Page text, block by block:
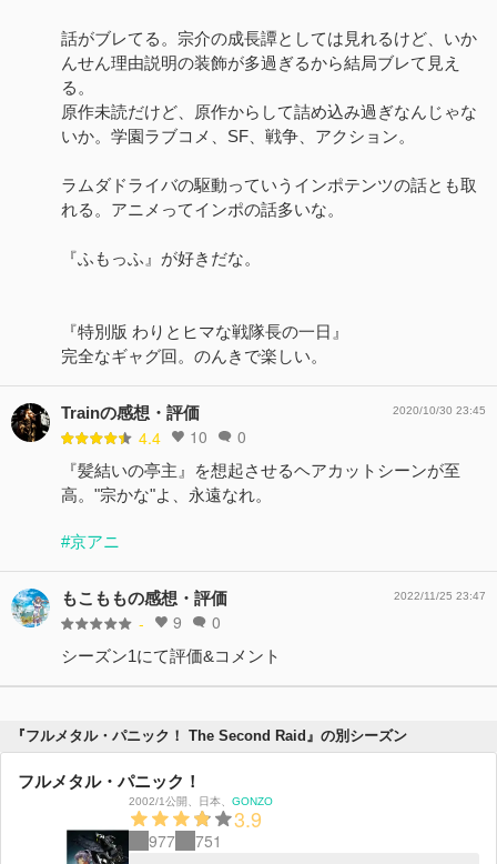
話がブレてる。宗介の成長譚としては見れるけど、いか
んせん理由説明の装飾が多過ぎるから結局ブレて見え
る。
原作未読だけど、原作からして詰め込み過ぎなんじゃな
いか。学園ラブコメ、SF、戦争、アクション。
ラムダドライバの駆動っていうインポテンツの話とも取
れる。アニメってインポの話多いな。
『ふもっふ』が好きだな。
『特別版 わりとヒマな戦隊長の一日』
完全なギャグ回。のんきで楽しい。
Trainの感想・評価
4.4 10 0
2020/10/30 23:45
『髪結いの亭主』を想起させるヘアカットシーンが至
高。"宗かな"よ、永遠なれ。
#京アニ
もこももの感想・評価
- 9 0
2022/11/25 23:47
シーズン1にて評価&コメント
『フルメタル・パニック！ The Second Raid』の別シーズン
フルメタル・パニック！
2002/1公開 日本 GONZO
3.9
977 751